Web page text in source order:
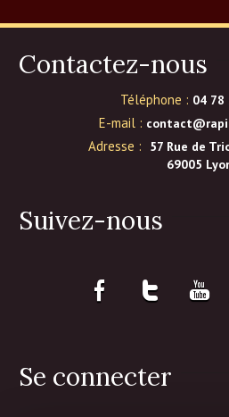
Contactez-nous
Téléphone : 04 78
E-mail :
Adresse :
57 Rue de
69005
Suivez-nous
Se connecter